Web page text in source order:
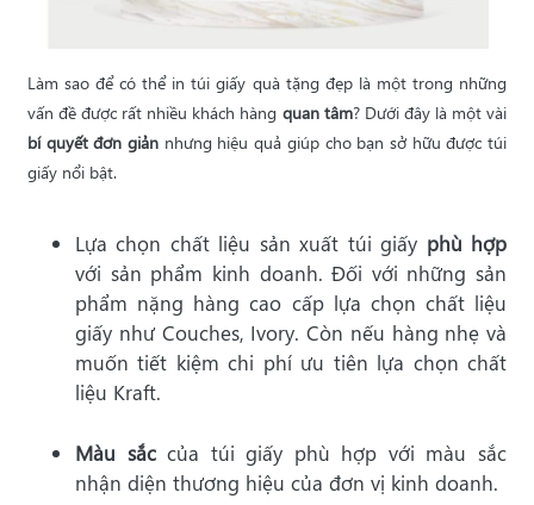
Làm sao để có thể in túi giấy quà tặng đẹp là một trong những
vấn đề được rất nhiều khách hàng quan tâm? Dưới đây là một vài
bí quyết đơn giản nhưng hiệu quả giúp cho bạn sở hữu được túi
giấy nổi bật.
Lựa chọn chất liệu sản xuất túi giấy phù hợp
với sản phẩm kinh doanh. Đối với những sản
phẩm nặng hàng cao cấp lựa chọn chất liệu
giấy như Couches, Ivory. Còn nếu hàng nhẹ và
muốn tiết kiệm chi phí ưu tiên lựa chọn chất
liệu Kraft.
Màu sắccủa túi giấy phù hợp với màu sắc
nhận diện thương hiệu của đơn vị kinh doanh.